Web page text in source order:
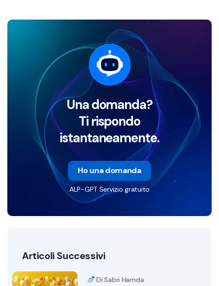
Una domanda?
Ti rispondo
istantaneamente.
Ho una domanda
ALP-GPT Servizio gratuito
Articoli Successivi
Di Sabri Hamda